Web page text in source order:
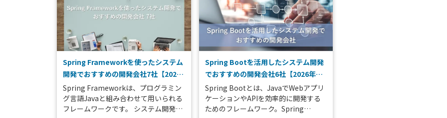
Spring Frameworkを使ったシステム
開発でおすすめの開発会社7社【2026
年版】
Spring Frameworkは、プログラミン
グ言語Javaと組み合わせて用いられる
フレームワークです。 システム開発時
Spring Bootを活用したシステム開発
でおすすめの開発会社6社【2026年
版】
Spring Bootとは、JavaでWebアプリ
ケーションやAPIを効率的に開発する
ためのフレームワーク。Spring